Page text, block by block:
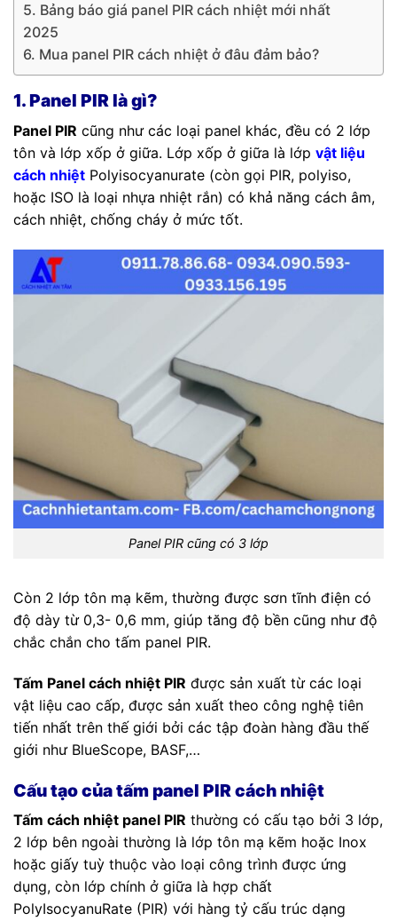
5. Bảng báo giá panel PIR cách nhiệt mới nhất
2025
6. Mua panel PIR cách nhiệt ở đâu đảm bảo?
1. Panel PIR là gì?
Panel PIR cũng như các loại panel khác, đều có 2 lớp
tôn và lớp xốp ở giữa. Lớp xốp ở giữa là lớp vật liệu
cách nhiệt Polyisocyanurate (còn gọi PIR, polyiso,
hoặc ISO là loại nhựa nhiệt rắn) có khả năng cách âm,
cách nhiệt, chống cháy ở mức tốt.
Panel PIR cũng có 3 lớp
Còn 2 lớp tôn mạ kẽm, thường được sơn tĩnh điện có
độ dày từ 0,3- 0,6 mm, giúp tăng độ bền cũng như độ
chắc chắn cho tấm panel PIR.
Tấm Panel cách nhiệt PIR được sản xuất từ các loại
vật liệu cao cấp, được sản xuất theo công nghệ tiên
tiến nhất trên thế giới bởi các tập đoàn hàng đầu thế
giới như BlueScope, BASF,…
Cấu tạo của tấm panel PIR cách nhiệt
Tấm cách nhiệt panel PIR thường có cấu tạo bởi 3 lớp,
2 lớp bên ngoài thường là lớp tôn mạ kẽm hoặc Inox
hoặc giấy tuỳ thuộc vào loại công trình được ứng
dụng, còn lớp chính ở giữa là hợp chất
PolyIsocyanuRate (PIR) với hàng tỷ cấu trúc dạng